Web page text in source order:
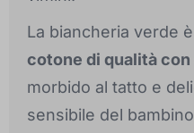
La biancheria verde
cotone di qualità
morbido al tatto e
sensibile del